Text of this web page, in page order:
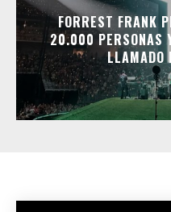
FORREST FRANK
20.000 PERSONAS
LLAMADO